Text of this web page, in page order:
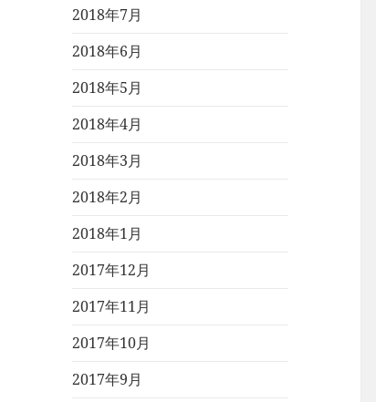
2018年7月
2018年6月
2018年5月
2018年4月
2018年3月
2018年2月
2018年1月
2017年12月
2017年11月
2017年10月
2017年9月